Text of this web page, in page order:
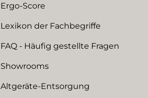
Ergo-Score
Lexikon der Fachbegriffe
FAQ - Häufig gestellte Fragen
Showrooms
Altgeräte-Entsorgung